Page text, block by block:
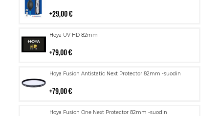
29,00 €
Hoya UV HD 82mm
79,00 €
Lisää
Hoya Fusion Antistatic Next Protector 82mm -suodin
79,00 €
Lisää
Hoya Fusion One Next Protector 82mm -suodin
Lisää